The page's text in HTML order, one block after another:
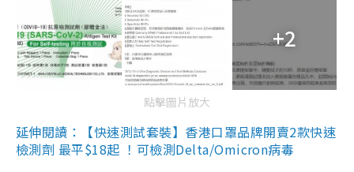
+2
點擊圖片放大
延伸閱讀：【快速測試套裝】香港口罩品牌開賣2款快速
檢測劑 最平$18起 ！可檢測Delta/Omicron病毒